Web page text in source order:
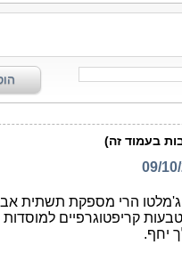
בעמוד זה)
09/
הרי מספקת תשתית
קריפטוגרפיים למוסדות
יחף.